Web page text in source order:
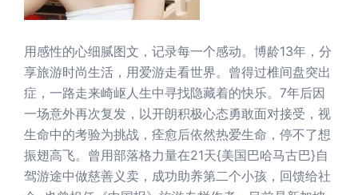
用感性的心细腻图文，记录每一个感动。博龄13年，分
享旅游时尚生活，用爱游走看世界。曾得过椎间盘突出
症，一路走来崎岖人生中寻找隐藏着的快乐。7年后因
一场意外再次复发，以开朗积极心态勇敢面对接受，视
生命中的考验为挑战，痊愈后依然热爱生命，停不了想
振翅高飞。曾用部落格力量在21天{美国巴哈马古巴}自
驾游途中做慈善义卖，成功助养第二个小孩，回馈给社